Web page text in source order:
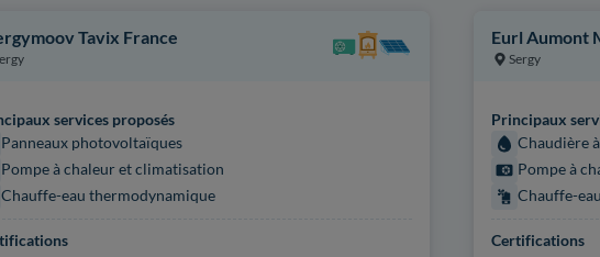
Tavix France
services proposés
Panneaux photovoltaïques
Pompe à chaleur et climatisation
Chauffe-eau thermodynamique
Eurl Aumont
Sergy
Principaux
Chaudière
Pompe à
Chauffe-
Certifications